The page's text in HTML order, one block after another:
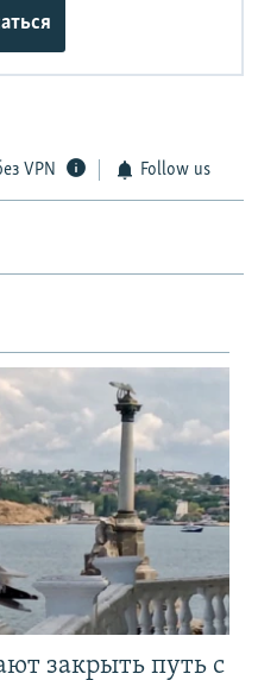
VPN Follow us
закрыть путь с